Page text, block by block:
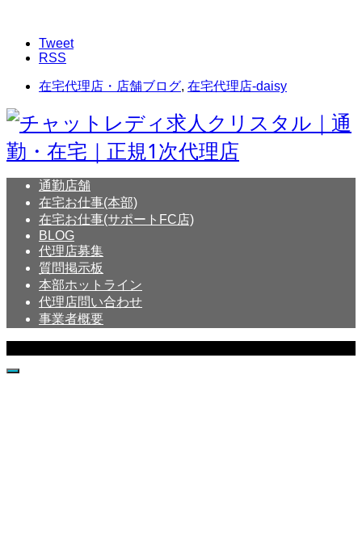
Tweet
RSS
在宅代理店・店舗ブログ, 在宅代理店-daisy
通勤店舗
在宅お仕事(本部)
在宅お仕事(サポートFC店)
BLOG
代理店募集
質問掲示板
本部ホットライン
代理店問い合わせ
事業者概要